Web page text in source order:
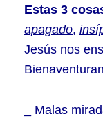
Estas 3
apagado,
Jesús nos
_ Malas